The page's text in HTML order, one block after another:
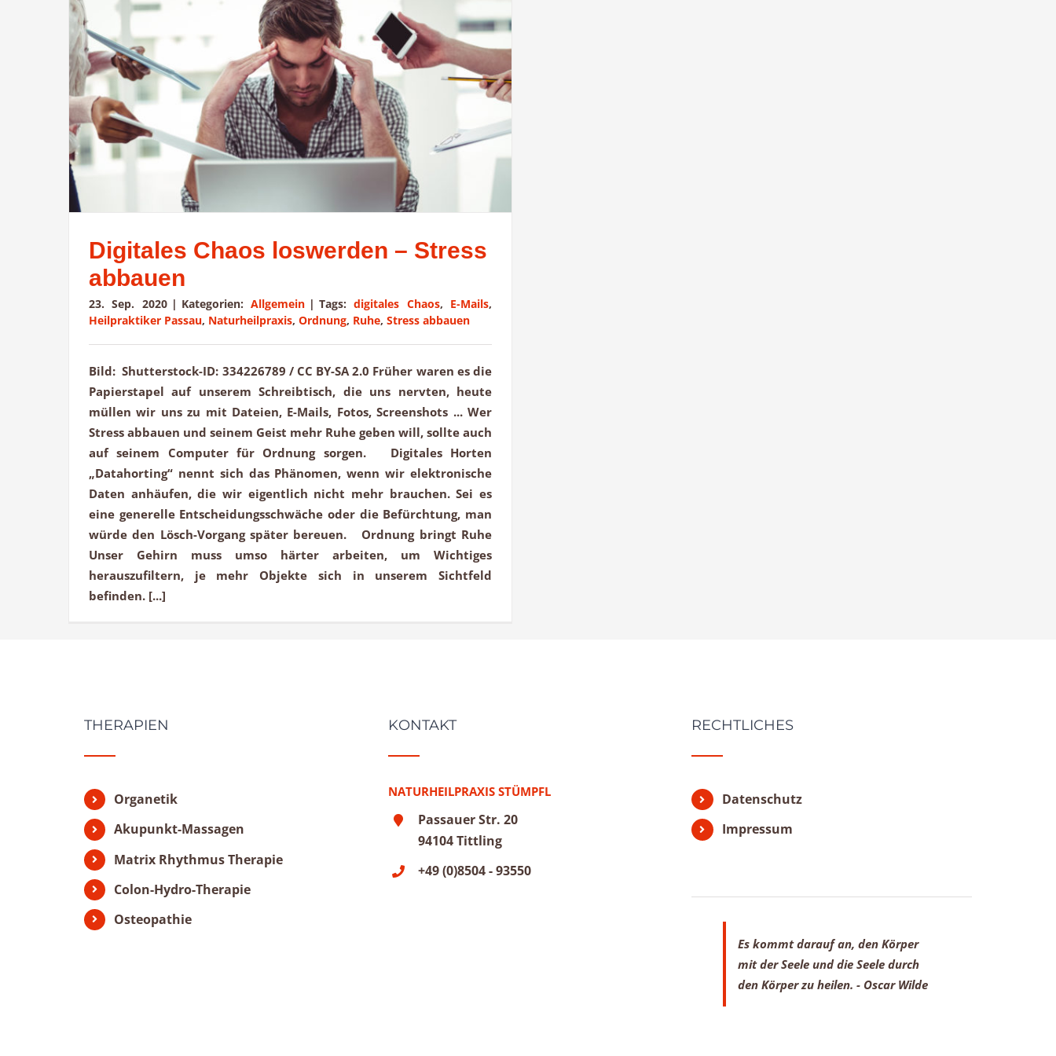
Digitales Chaos loswerden – Stress
abbauen
23. Sep. 2020 | Kategorien:Allgemein | Tags:digitales Chaos, E-Mails,
Heilpraktiker Passau, Naturheilpraxis, Ordnung, Ruhe, Stress abbauen
Bild: Shutterstock-ID: 334226789 / CC BY-SA 2.0 Früher waren es die
Papierstapel auf unserem Schreibtisch, die uns nervten, heute
müllen wir uns zu mit Dateien, E-Mails, Fotos, Screenshots ... Wer
Stress abbauen und seinem Geist mehr Ruhe geben will, sollte auch
auf seinem Computer für Ordnung sorgen. Digitales Horten
„Datahorting“ nennt sich das Phänomen, wenn wir elektronische
Daten anhäufen, die wir eigentlich nicht mehr brauchen. Sei es
eine generelle Entscheidungsschwäche oder die Befürchtung, man
würde den Lösch-Vorgang später bereuen. Ordnung bringt Ruhe
Unser Gehirn muss umso härter arbeiten, um Wichtiges
herauszufiltern, je mehr Objekte sich in unserem Sichtfeld
befinden. [...]
THERAPIEN
Organetik
Akupunkt-Massagen
Matrix Rhythmus Therapie
Colon-Hydro-Therapie
Osteopathie
KONTAKT
NATURHEILPRAXIS STÜMPFL
Passauer Str. 20
94104 Tittling
+49 (0)8504 - 93550
RECHTLICHES
Datenschutz
Impressum
Es kommt darauf an, den Körper
mit der Seele und die Seele durch
den Körper zu heilen. - Oscar Wilde